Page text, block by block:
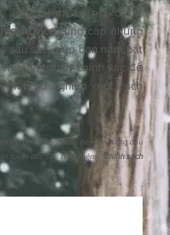
nảy sinh trong công
cung cấp những
sâu sắc, giúp bạn nắm bắt
ra quyết định chính xác để
triển sự nghiệp một cách
tin cá nhân của bạn lên hàng đầu
tuyệt đối. Tìm hiểu thêm: " Chính sách